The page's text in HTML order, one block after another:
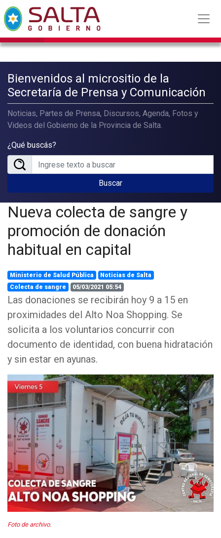
Bienvenidos al micrositio de la
Secretaría de Prensa y Comunicación
Noticias, Partes de Prensa, Discursos, Agenda, Fotos y
Videos del Gobierno de la Provincia de Salta.
¿Qué buscás?
Buscar
Nueva colecta de sangre y
promoción de donación
habitual en capital
Ministerio de Salud Pública
Noticias de Salta
Colecta de sangre
05/03/2021 05:54
Las donaciones se recibirán hoy 9 a 15 en
proximidades del Alto Noa Shopping. Se
solicita a los voluntarios concurrir con
documento de identidad, con buena hidratación
y sin estar en ayunas.
Foto de archivo.